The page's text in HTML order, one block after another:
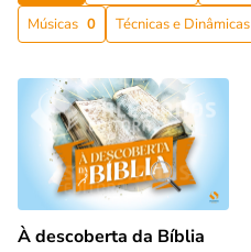
Músicas 0 Técnicas e Dinâmicas
À descoberta da Bíblia